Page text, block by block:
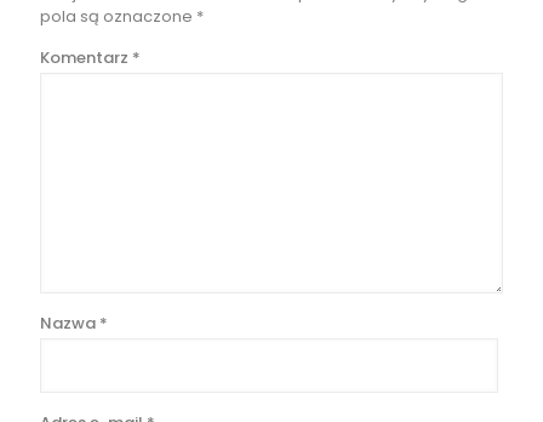
pola są oznaczone *
Komentarz *
Nazwa *